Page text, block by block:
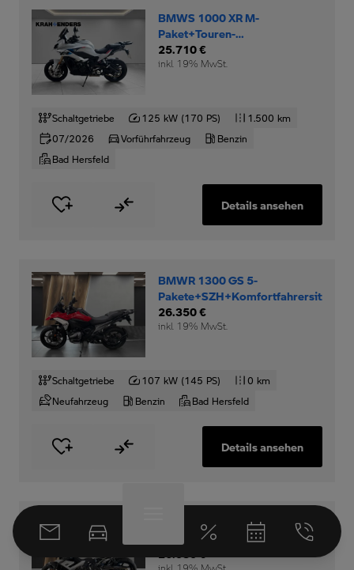
BMWS 1000 XR M-
Paket+Touren-
Dynamikpaket+LED-
Zusatzscheinwerfer+
25.710 €
inkl. 19% MwSt.
Schaltgetriebe 125 kW (170 PS)
1.500 km
07/2026
Vorführfahrzeug
Benzin
Bad Hersfeld
Details ansehen
BMWR 1300 GS 5-
Pakete+SZH+Komfortfahrersitz+
26.350 €
inkl. 19% MwSt.
Schaltgetriebe 107 kW (145 PS)
0 km
Neufahrzeug
Benzin Bad Hersfeld
Details ansehen
BMWM 1000 R M-
Competition-Paket+